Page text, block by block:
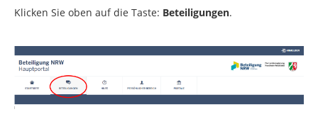
Klicken Sie oben auf die Taste: Beteiligungen.